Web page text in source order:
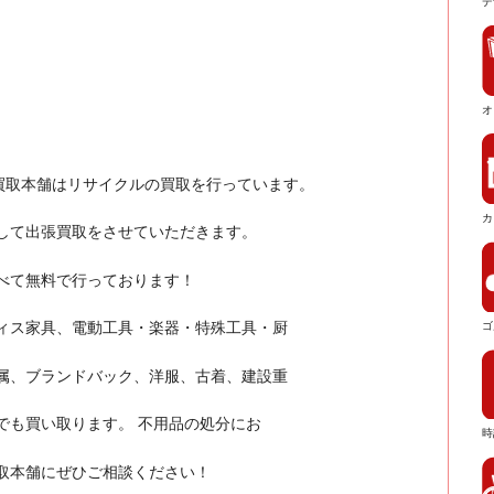
本舗はリサイクルの買取を行っています。
出張買取をさせていただきます。
て無料で行っております！
家具、電動工具・楽器・特殊工具・厨
ブランドバック、洋服、古着、建設重
買い取ります。 不用品の処分にお
舗にぜひご相談ください！